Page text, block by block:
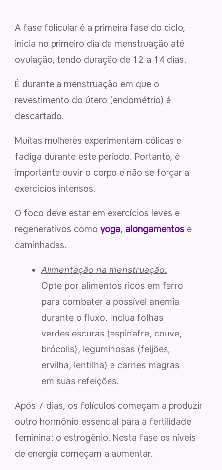
A fase folicular é a primeira fase do ciclo,
inicia no primeiro dia da menstruação até
ovulação, tendo duração de 12 a 14 dias.
É durante a menstruação em que o
revestimento do útero (endométrio) é
descartado.
Muitas mulheres experimentam cólicas e
fadiga durante este período. Portanto, é
importante ouvir o corpo e não se forçar a
exercícios intensos.
O foco deve estar em exercícios leves e
regenerativos como yoga, alongamentos e
caminhadas.
Alimentação na menstruação:
Opte por alimentos ricos em ferro
para combater a possível anemia
durante o fluxo. Inclua folhas
verdes escuras (espinafre, couve,
brócolis), leguminosas (feijões,
ervilha, lentilha) e carnes magras
em suas refeições.
Após 7 dias, os folículos começam a produzir
outro hormônio essencial para a fertilidade
feminina: o estrogênio. Nesta fase os níveis
de energia começam a aumentar.